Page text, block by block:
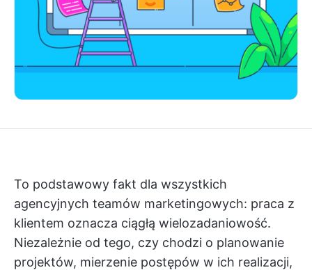
To podstawowy fakt dla wszystkich
agencyjnych teamów marketingowych: praca z
klientem oznacza ciągłą wielozadaniowość.
Niezależnie od tego, czy chodzi o planowanie
projektów, mierzenie postępów w ich realizacji,